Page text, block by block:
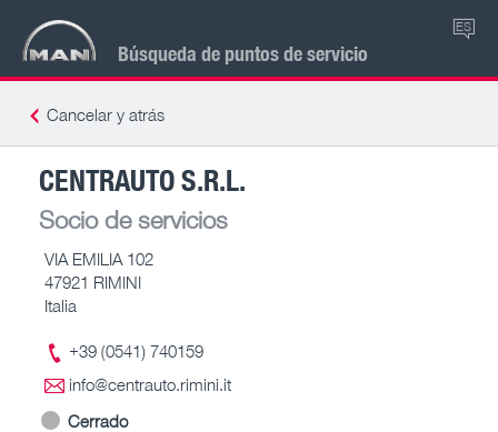
Búsqueda de puntos de servicio
ES
Cancelar y atrás
CENTRAUTO S.R.L.
Socio de servicios
VIA EMILIA 102
47921 RIMINI
Italia
+39 (0541) 740159
info@centrauto.rimini.it
Cerrado